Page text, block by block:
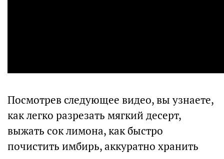
Посмотрев следующее видео, вы узнаете,
как легко разрезать мягкий десерт,
выжать сок лимона, как быстро
почистить имбирь, аккуратно хранить